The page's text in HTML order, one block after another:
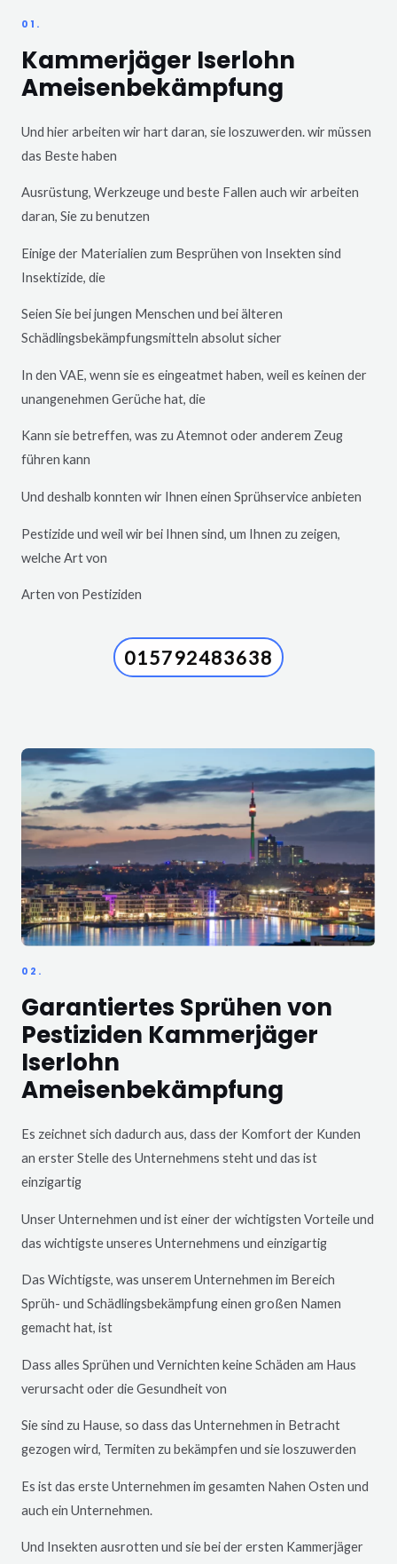
01.
Kammerjäger Iserlohn
Ameisenbekämpfung
Und hier arbeiten wir hart daran, sie loszuwerden. wir müssen
das Beste haben
Ausrüstung, Werkzeuge und beste Fallen auch wir arbeiten
daran, Sie zu benutzen
Einige der Materialien zum Besprühen von Insekten sind
Insektizide, die
Seien Sie bei jungen Menschen und bei älteren
Schädlingsbekämpfungsmitteln absolut sicher
In den VAE, wenn sie es eingeatmet haben, weil es keinen der
unangenehmen Gerüche hat, die
Kann sie betreffen, was zu Atemnot oder anderem Zeug
führen kann
Und deshalb konnten wir Ihnen einen Sprühservice anbieten
Pestizide und weil wir bei Ihnen sind, um Ihnen zu zeigen,
welche Art von
Arten von Pestiziden
015792483638
02.
Garantiertes Sprühen von
Pestiziden Kammerjäger
Iserlohn
Ameisenbekämpfung
Es zeichnet sich dadurch aus, dass der Komfort der Kunden
an erster Stelle des Unternehmens steht und das ist
einzigartig
Unser Unternehmen und ist einer der wichtigsten Vorteile und
das wichtigste unseres Unternehmens und einzigartig
Das Wichtigste, was unserem Unternehmen im Bereich
Sprüh- und Schädlingsbekämpfung einen großen Namen
gemacht hat, ist
Dass alles Sprühen und Vernichten keine Schäden am Haus
verursacht oder die Gesundheit von
Sie sind zu Hause, so dass das Unternehmen in Betracht
gezogen wird, Termiten zu bekämpfen und sie loszuwerden
Es ist das erste Unternehmen im gesamten Nahen Osten und
auch ein Unternehmen.
Und Insekten ausrotten und sie bei der ersten Kammerjäger